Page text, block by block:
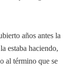
años antes la
estaba haciendo,
al término que se